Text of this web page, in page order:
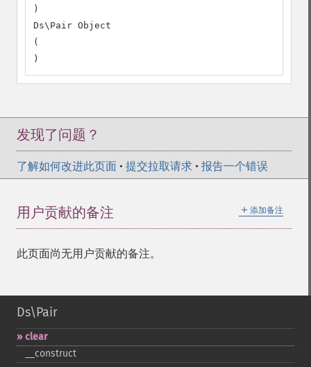
)
Ds\Pair Object
(
)
发现了问题？
了解如何改进此页面 • 提交拉取请求 • 报告一个错误
＋ 添加备注
用户贡献的备注
此页面尚无用户贡献的备注。
Ds\Pair
clear
_​_​construct